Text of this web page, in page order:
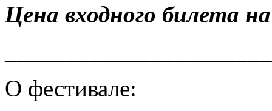
Цена входного билета
О фестивале: